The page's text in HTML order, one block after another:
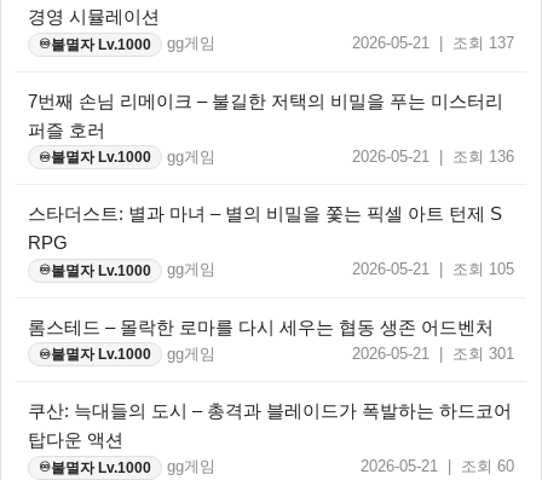
경영 시뮬레이션
♾️불멸자 Lv.1000 gg게임 2026-05-21 | 조회 137
7번째 손님 리메이크 – 불길한 저택의 비밀을 푸는 미스터리
퍼즐 호러
♾️불멸자 Lv.1000 gg게임 2026-05-21 | 조회 136
스타더스트: 별과 마녀 – 별의 비밀을 쫓는 픽셀 아트 턴제 S
RPG
♾️불멸자 Lv.1000 gg게임 2026-05-21 | 조회 105
롬스테드 – 몰락한 로마를 다시 세우는 협동 생존 어드벤처
♾️불멸자 Lv.1000 gg게임 2026-05-21 | 조회 301
쿠산: 늑대들의 도시 – 총격과 블레이드가 폭발하는 하드코어
탑다운 액션
♾️불멸자 Lv.1000 gg게임 2026-05-21 | 조회 60